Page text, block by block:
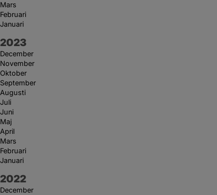
Mars
Februari
Januari
År:
2023
December
November
Oktober
September
Augusti
Juli
Juni
Maj
April
Mars
Februari
Januari
År:
2022
December